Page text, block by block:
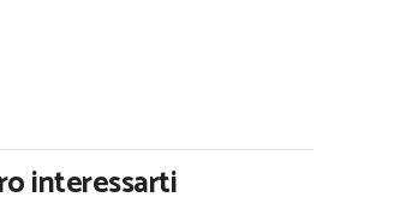
interessarti